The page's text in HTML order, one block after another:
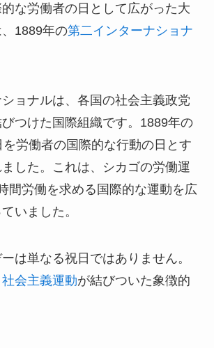
な労働者の日として広がった大
1889年の第二インターナショナ
ョナルは、各国の社会主義政党
つけた国際組織です。1889年の
労働者の国際的な行動の日とす
した。これは、シカゴの労働運
間労働を求める国際的な運動を広
いました。
は単なる祝日ではありません。
社会主義運動が結びついた象徴的